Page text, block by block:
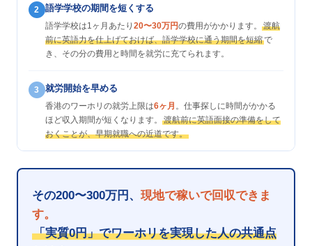
2 語学学校の期間を短くする
語学学校は1ヶ月あたり 20〜30万円の費用がかかります。
渡航
前に英語力を仕上げておけば、語学学校に通う期間を短縮で
き、その分の費用と時間を就労に充てられます。
3 就労開始を早める
香港のワーホリの就労上限は6ヶ月 。仕事探しに時間がかかる
ほど収入期間が短くなります。
渡航前に英語面接の準備をして
おくことが、早期就職への近道です。
その200〜300万円、 現地で稼いで回収できま
す。
「実質0円」でワーホリを実現した人の共通点